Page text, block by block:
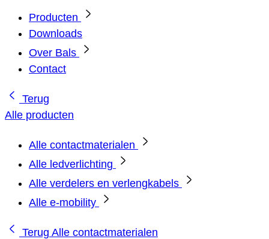
Producten
Downloads
Over Bals
Contact
Terug
Alle producten
Alle contactmaterialen
Alle ledverlichting
Alle verdelers en verlengkabels
Alle e-mobility
Terug Alle contactmaterialen